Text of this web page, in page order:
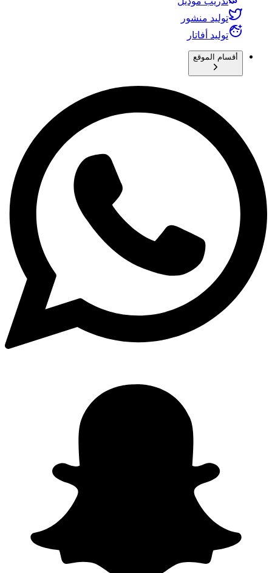
توليد منشور
توليد أفاتار
أقسام الموقع